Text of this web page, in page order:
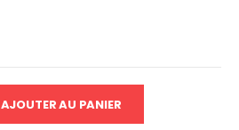
AJOUTER AU PANIER